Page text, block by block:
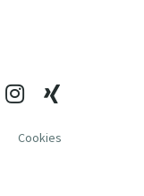
Cookies